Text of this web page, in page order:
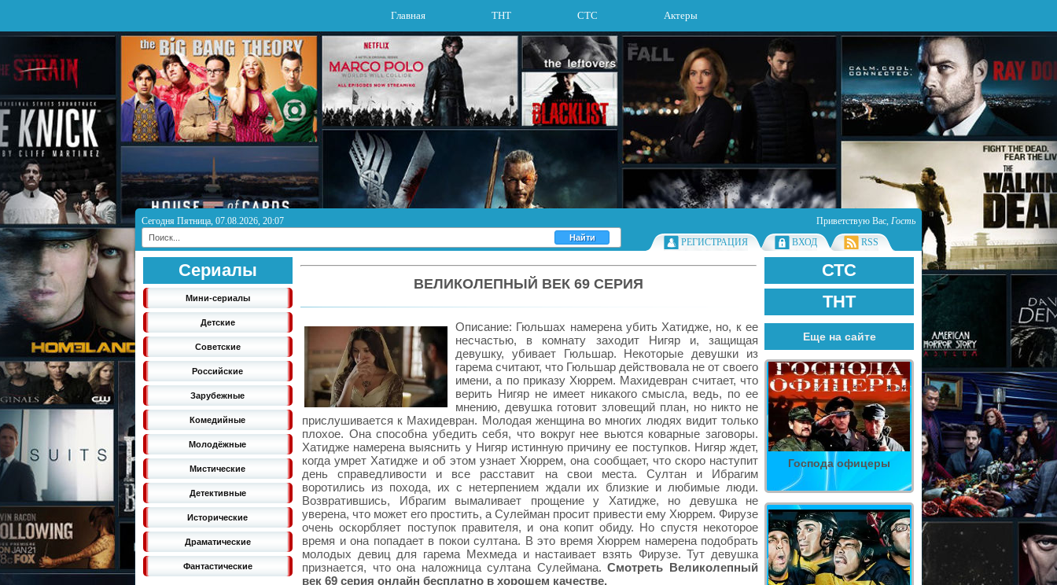
Главная ТНТ СТС Актеры
Сегодня Пятница, 07.08.2026, 20:07 Приветствую Вас, Гость
РЕГИСТРАЦИЯ
ВХОД RSS
Сериалы
Мини-сериалы
Детские
Советские
Российские
Зарубежные
Комедийные
Молодёжные
Мистические
Детективные
Исторические
Драматические
Фантастические
СТС
ТНТ
Еще на сайте
Господа офицеры
ВЕЛИКОЛЕПНЫЙ ВЕК 69 СЕРИЯ
Описание: Гюльшах намерена убить Хатидже, но, к ее
несчастью, в комнату заходит Нигяр и, защищая
девушку, убивает Гюльшар. Некоторые девушки из
гарема считают, что Гюльшар действовала не от своего
имени, а по приказу Хюррем. Махидевран считает, что
верить Нигяр не имеет никакого смысла, ведь, по ее
мнению, девушка готовит зловещий план, но никто не
прислушивается к Махидевран. Молодая женщина во многих людях видит только
плохое. Она способна убедить себя, что вокруг нее вьются коварные заговоры.
Хатидже намерена выяснить у Нигяр истинную причину ее поступков. Нигяр ждет,
когда умрет Хатидже и об этом узнает Хюррем, она сообщает, что скоро наступит
день справедливости и все расставит на свои места. Султан и Ибрагим
воротились из похода, их с нетерпением ждали их близкие и любимые люди.
Возвратившись, Ибрагим вымаливает прощение у Хатидже, но девушка не
уверена, что может его простить, а Сулейман просит привести ему Хюррем. Фирузе
очень оскорбляет поступок правителя, и она копит обиду. Но спустя некоторое
время и она попадает в покои султана. В это время Хюррем намерена подобрать
молодых девиц для гарема Мехмеда и настаивает взять Фирузе. Тут девушка
признается, что она наложница султана Сулеймана.Смотреть Великолепный
век 69 серия онлайн бесплатно в хорошем качестве.